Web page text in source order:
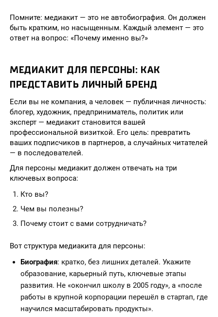
Помните: медиакит — это не автобиография. Он должен
быть кратким, но насыщенным. Каждый элемент — это
ответ на вопрос: «Почему именно вы?»
МЕДИАКИТ ДЛЯ ПЕРСОНЫ: КАК
ПРЕДСТАВИТЬ ЛИЧНЫЙ БРЕНД
Если вы не компания, а человек — публичная личность:
блогер, художник, предприниматель, политик или
эксперт — медиакит становится вашей
профессиональной визиткой. Его цель: превратить
ваших подписчиков в партнеров, а случайных читателей
— в последователей.
Для персоны медиакит должен отвечать на три
ключевых вопроса:
Кто вы?
Чем вы полезны?
Почему стоит с вами сотрудничать?
Вот структура медиакита для персоны:
Биография: кратко, без лишних деталей. Укажите
образование, карьерный путь, ключевые этапы
развития. Не «окончил школу в 2005 году», а «после
работы в крупной корпорации перешёл в стартап, где
научился масштабировать продукты».